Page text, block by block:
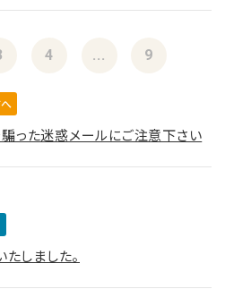
4 ... 9
った迷惑メールにご注意下さい
しました。